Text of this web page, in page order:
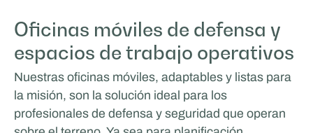
Oficinas móviles de defensa y
espacios de trabajo operativos
Nuestras oficinas móviles, adaptables y listas para
la misión, son la solución ideal para los
profesionales de defensa y seguridad que operan